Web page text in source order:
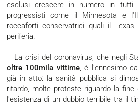
esclusi crescere in numero in tutti
progressisti come il Minnesota e
roccaforti conservatrici quali il
periferia.
La crisi del coronavirus, che negli
oltre 100mila vittime, è l'ennesimo
già in atto: la sanità pubblica si
ritardo, molte proteste riguardo la fine
l'esistenza di un dubbio terribile tra il